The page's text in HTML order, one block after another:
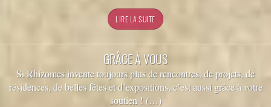
GRÂCE À VOUS
Si Rhizomes invente toujours plus de rencontres, de projets, de
résidences, de belles fêtes et d’expositions, c’est aussi grâce à votre
soutien ! (…)